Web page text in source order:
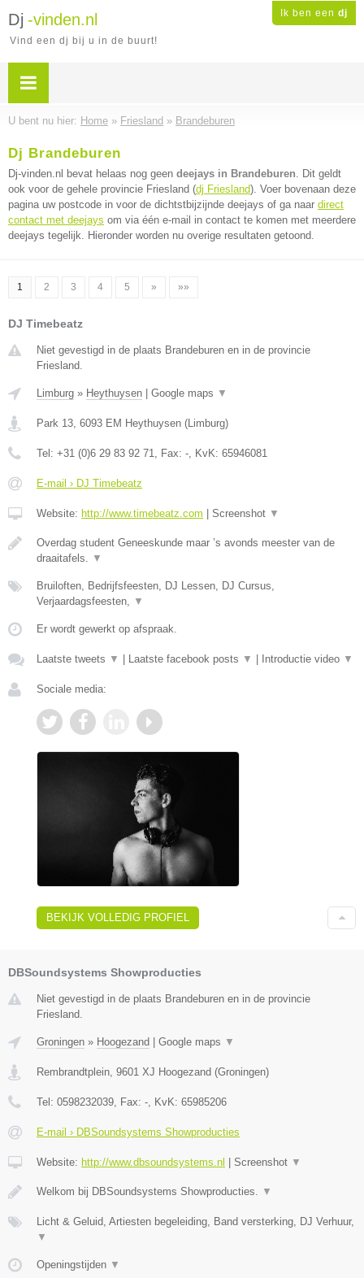
Ik ben een dj
Dj -vinden.nl
Vind een dj bij u in de buurt!
U bent nu hier: Home » Friesland » Brandeburen
Dj Brandeburen
Dj-vinden.nl bevat helaas nog geen deejays in Brandeburen. Dit geldt
ook voor de gehele provincie Friesland (dj Friesland). Voer bovenaan deze
pagina uw postcode in voor de dichtstbijzijnde deejays of ga naar direct
contact met deejays om via één e-mail in contact te komen met meerdere
deejays tegelijk. Hieronder worden nu overige resultaten getoond.
1 2 3 4 5 » »»
DJ Timebeatz
Niet gevestigd in de plaats Brandeburen en in de provincie
Friesland.
Limburg » Heythuysen Google maps ▼
Park 13, 6093 EM Heythuysen (Limburg)
Tel: +31 (0)6 29 83 92 71, Fax: -, KvK: 65946081
E-mail › DJ Timebeatz
Website: http://www.timebeatz.com Screenshot ▼
Overdag student Geneeskunde maar ’s avonds meester van de
draaitafels. ▼
Bruiloften, Bedrijfsfeesten, DJ Lessen, DJ Cursus,
Verjaardagsfeesten, ▼
Er wordt gewerkt op afspraak.
Laatste tweets ▼ Laatste facebook posts ▼ Introductie video ▼
Sociale media:
BEKIJK VOLLEDIG PROFIEL
DBSoundsystems Showproducties
Niet gevestigd in de plaats Brandeburen en in de provincie
Friesland.
Groningen » Hoogezand | Google maps ▼
Rembrandtplein 9601 XJ Hoogezand (Groningen)
Tel: 0598232039 , Fax: - , KvK: 65985206
E-mail › DBSoundsystems Showproducties
Website: http://www.dbsoundsystems.nl | Screenshot ▼
Welkom bij DBSoundsystems Showproducties. ▼
Licht & Geluid, Artiesten begeleiding, Band versterking, DJ Verhuur,
▼
Openingstijden ▼